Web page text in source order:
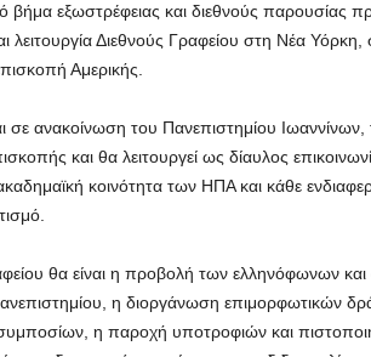
βήμα εξωστρέφειας και διεθνούς παρουσίας
λειτουργία Διεθνούς Γραφείου στη Νέα
Αμερικής.
σε ανακοίνωση του Πανεπιστημίου
και θα λειτουργεί ως δίαυλος
κοινότητα των ΗΠΑ και κάθε
θα είναι η προβολή των ελληνόφωνων
η διοργάνωση επιμορφωτικών
η παροχή υποτροφιών και